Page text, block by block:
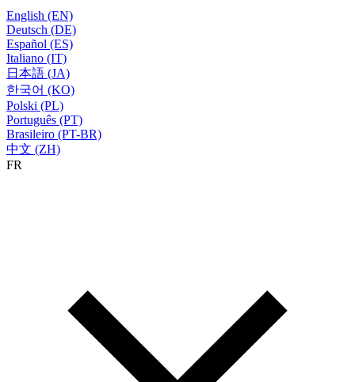
English (EN)
Deutsch (DE)
Español (ES)
Italiano (IT)
日本語 (JA)
한국어 (KO)
Polski (PL)
Português (PT)
Brasileiro (PT-BR)
中文 (ZH)
FR